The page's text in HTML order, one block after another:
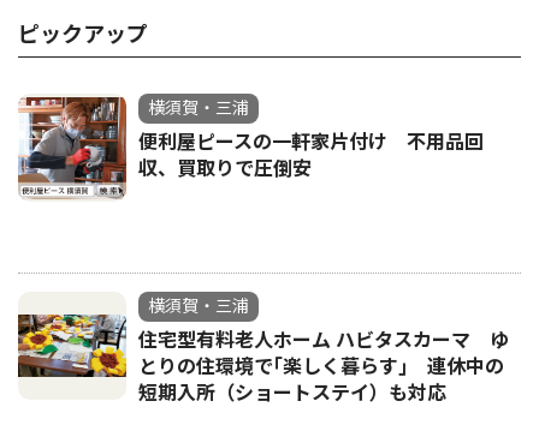
ピックアップ
横須賀・三浦
便利屋ピースの一軒家片付け 不用品回
収、買取りで圧倒安
横須賀・三浦
住宅型有料老人ホーム ハビタスカーマ ゆ
とりの住環境で｢楽しく暮らす｣ 連休中の
短期入所（ショートステイ）も対応